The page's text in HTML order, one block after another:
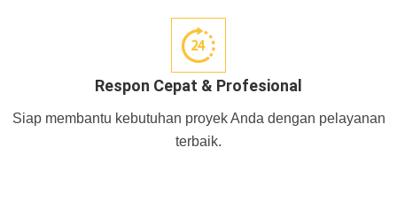
Respon Cepat & Profesional
Siap membantu kebutuhan proyek Anda dengan pelayanan
terbaik.